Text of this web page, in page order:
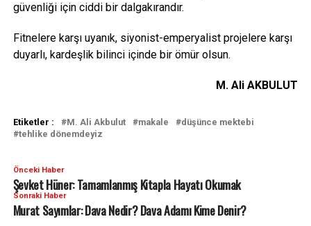
güvenliği için ciddi bir dalgakırandır.
Fitnelere karşı uyanık, siyonist-emperyalist projelere karşı
duyarlı, kardeşlik bilinci içinde bir ömür olsun.
M. Ali AKBULUT
Etiketler : M. Ali Akbulut makale
düşünce mektebi
tehlike dönemdeyiz
Önceki Haber
Şevket Hüner: Tamamlanmış Kitapla Hayatı Okumak
Sonraki Haber
Murat Sayımlar: Dava Nedir? Dava Adamı Kime Denir?